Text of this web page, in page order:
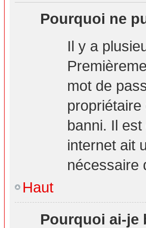
Pourquoi ne
Il y a
mot de
banni. Il
internet ait
nécessaire
Haut
Pourquoi ai-je